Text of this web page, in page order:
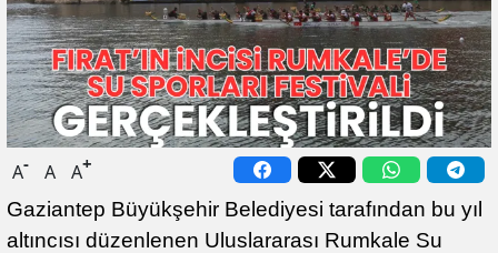
A- A A+
Gaziantep Büyükşehir Belediyesi tarafından bu yıl
altıncısı düzenlenen Uluslararası Rumkale Su